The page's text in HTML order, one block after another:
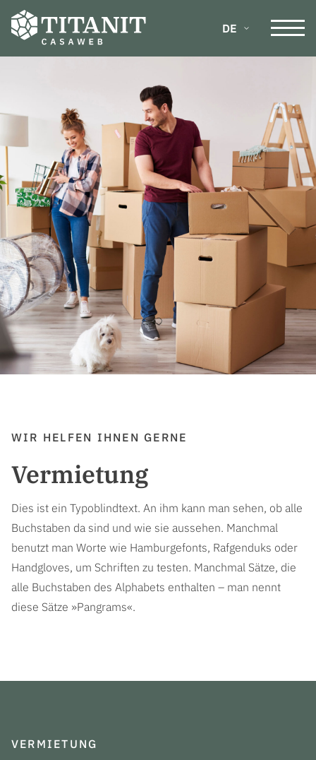
DE
EN
WIR HELFEN IHNEN GERNE
Vermietung
Dies ist ein Typoblindtext. An ihm kann man sehen, ob alle
Buchstaben da sind und wie sie aussehen. Manchmal
benutzt man Worte wie Hamburgefonts, Rafgenduks oder
Handgloves, um Schriften zu testen. Manchmal Sätze, die
alle Buchstaben des Alphabets enthalten – man nennt
diese Sätze »Pangrams«.
VERMIETUNG